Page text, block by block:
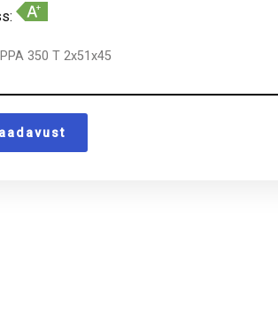
PPA 350 T 2x51x45